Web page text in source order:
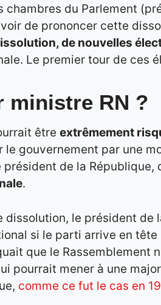
chambres du Parlement
de prononcer cette
de nouvelles
Le premier tour de
ministre RN ?
être extrêmement
le gouvernement par une
de la République,
.
le président de
si le parti arrive en
que le Rassemblement
pourrait mener à une
comme ce fut le cas en